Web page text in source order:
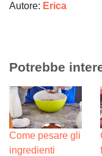
Autore: Erica
Potrebbe
Come pesare gli
ingredienti